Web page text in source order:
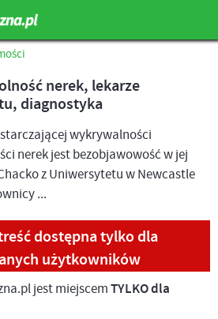
nerek, lekarze
diagnostyka
wykrywalności
nerek jest bezobjawowość w jej
z Uniwersytetu w Newcastle
...
dostępna tylko dla
użytkowników
jest miejscemTYLKO dla